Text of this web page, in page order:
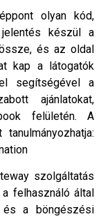
olyan kód,
készül a
és az oldal
kap a látogatók
segítségével a
ajánlatokat,
felületén. A
szolgáltatás
felhasználó által
és a böngészési